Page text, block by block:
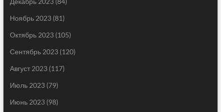
Ноябрь 2023(81)
Октябрь 2023(105)
Сентябрь 2023(120)
Август 2023(117)
Июль 2023(79)
Июнь 2023(98)